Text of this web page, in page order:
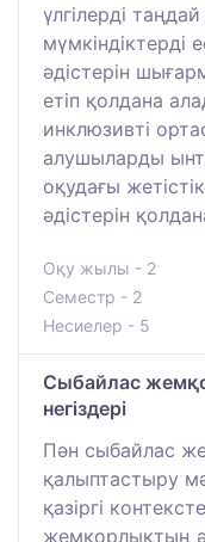
үлгілерді
мүмкіндіктерді
әдістерін
етіп қолдана
инклюзивті
алушыларды
оқудағы
әдістерін
Оқу жылы - 2
Семестр - 2
Несиелер - 5
Сыбайлас
негіздері
Пән сыбайлас
қалыптастыру
қазіргі
жемқорлықтың